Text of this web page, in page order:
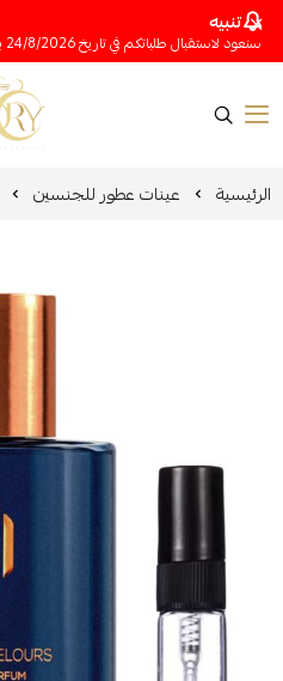
تنبيه
سنعود لاستقبال طلباتكم في تاريخ 24/8/2026 بإذن الله تعالى
متجر
الرئيسية عينات عطور للجنسين